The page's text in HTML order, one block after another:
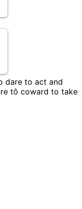
dare to act and
tô coward to take